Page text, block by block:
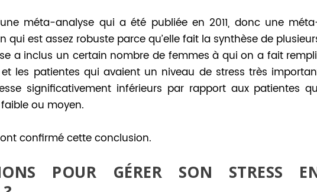
méta-analyse qui a été publiée en 2011, donc une
qui est assez robuste parce qu’elle fait la synthèse de
a inclus un certain nombre de femmes à qui on a fait
les patientes qui avaient un niveau de stress très
significativement inférieurs par rapport aux patientes
ou moyen.
confirmé cette conclusion.
POUR GÉRER SON STRESS